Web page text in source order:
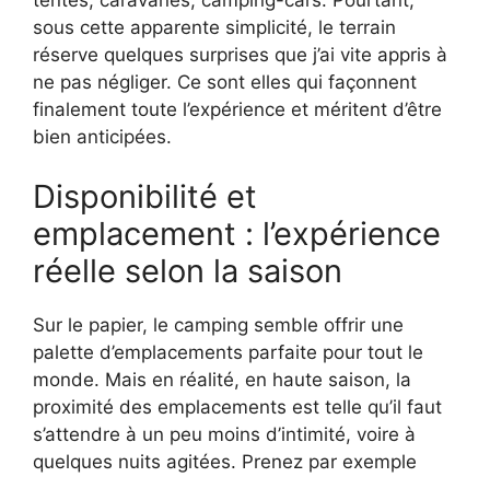
sous cette apparente simplicité, le terrain
réserve quelques surprises que j’ai vite appris à
ne pas négliger. Ce sont elles qui façonnent
finalement toute l’expérience et méritent d’être
bien anticipées.
Disponibilité et
emplacement : l’expérience
réelle selon la saison
Sur le papier, le camping semble offrir une
palette d’emplacements parfaite pour tout le
monde. Mais en réalité, en haute saison, la
proximité des emplacements est telle qu’il faut
s’attendre à un peu moins d’intimité, voire à
quelques nuits agitées. Prenez par exemple